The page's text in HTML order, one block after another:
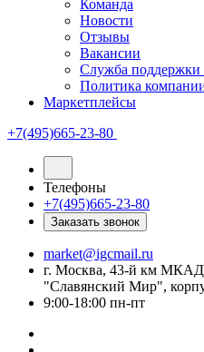
Команда
Новости
Отзывы
Вакансии
Служба поддержки
Политика
Маркетплейсы
+7(495)665-23-80
Телефоны
+7(495)665-23-80
Заказать звонок
market@igcmail.ru
г. Москва, 43-й км
"Славянский Мир",
9:00-18:00 пн-пт